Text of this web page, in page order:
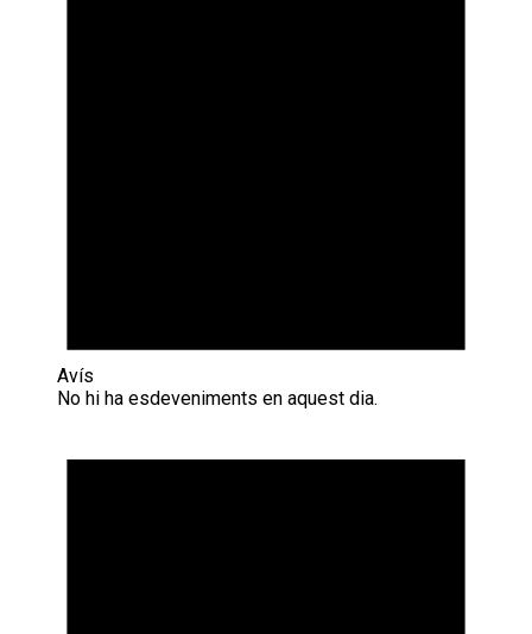
Avís
No hi ha esdeveniments en aquest dia.